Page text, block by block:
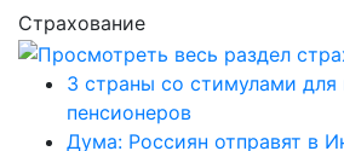
Страхование
3 страны со стимулами для
пенсионеров
Дума: Россиян отправят в